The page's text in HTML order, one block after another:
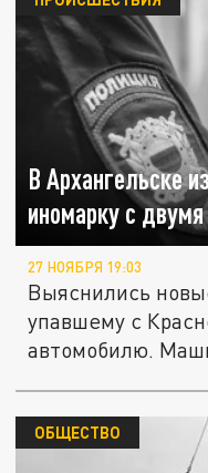
В Архангельске
иномарку с
27 НОЯБРЯ 19:03
Выяснились
упавшему с
автомобилю.
ОБЩЕСТВО